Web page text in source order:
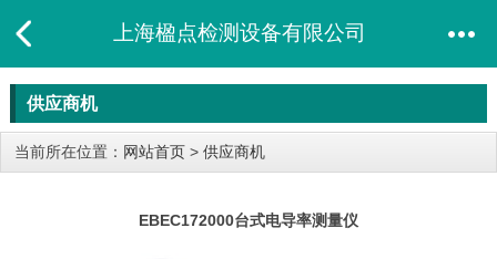
上海楹点检测设备有限公司
供应商机
当前所在位置： 网站首页 > 供应商机
EBEC172000台式电导率测量仪